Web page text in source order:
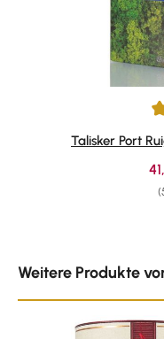
Durchschnittliche
Talisker Port
Weitere Produkte